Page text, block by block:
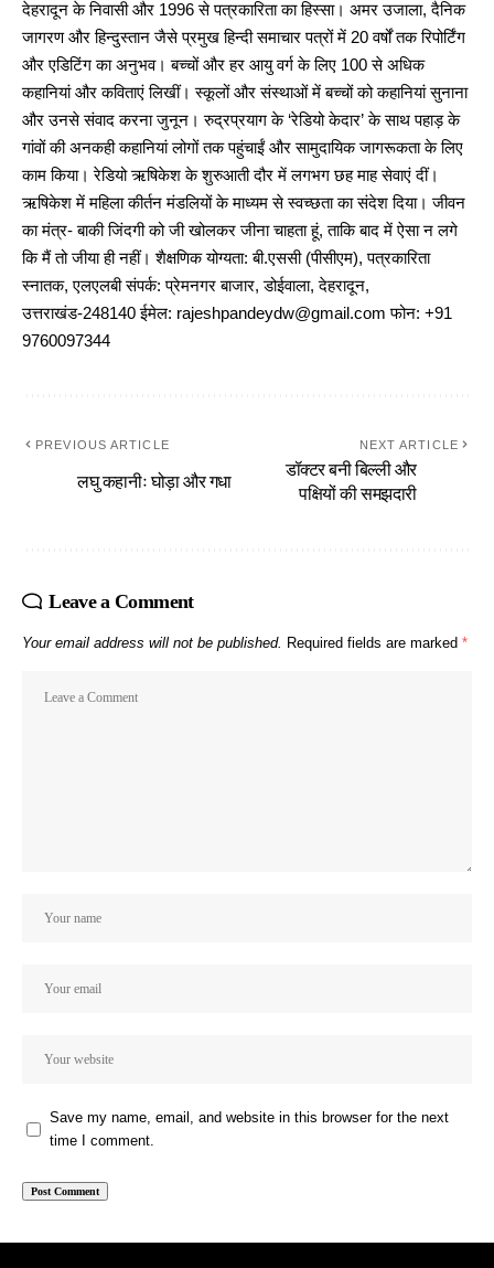
देहरादून के निवासी और 1996 से पत्रकारिता का हिस्सा। अमर उजाला, दैनिक
जागरण और हिन्दुस्तान जैसे प्रमुख हिन्दी समाचार पत्रों में 20 वर्षों तक रिपोर्टिंग
और एडिटिंग का अनुभव। बच्चों और हर आयु वर्ग के लिए 100 से अधिक
कहानियां और कविताएं लिखीं। स्कूलों और संस्थाओं में बच्चों को कहानियां सुनाना
और उनसे संवाद करना जुनून। रुद्रप्रयाग के ‘रेडियो केदार’ के साथ पहाड़ के
गांवों की अनकही कहानियां लोगों तक पहुंचाईं और सामुदायिक जागरूकता के लिए
काम किया। रेडियो ऋषिकेश के शुरुआती दौर में लगभग छह माह सेवाएं दीं।
ऋषिकेश में महिला कीर्तन मंडलियों के माध्यम से स्वच्छता का संदेश दिया। जीवन
का मंत्र- बाकी जिंदगी को जी खोलकर जीना चाहता हूं, ताकि बाद में ऐसा न लगे
कि मैं तो जीया ही नहीं। शैक्षणिक योग्यता: बी.एससी (पीसीएम), पत्रकारिता
स्नातक, एलएलबी संपर्क: प्रेमनगर बाजार, डोईवाला, देहरादून,
उत्तराखंड-248140 ईमेल: rajeshpandeydw@gmail.com फोन: +91
9760097344
PREVIOUS ARTICLE
लघु कहानीः घोड़ा और गधा
NEXT ARTICLE
डॉक्टर बनी बिल्ली और
पक्षियों की समझदारी
Leave a Comment
Your email address will not be published. Required fields are marked *
Save my name, email, and website in this browser for the next
time I comment.